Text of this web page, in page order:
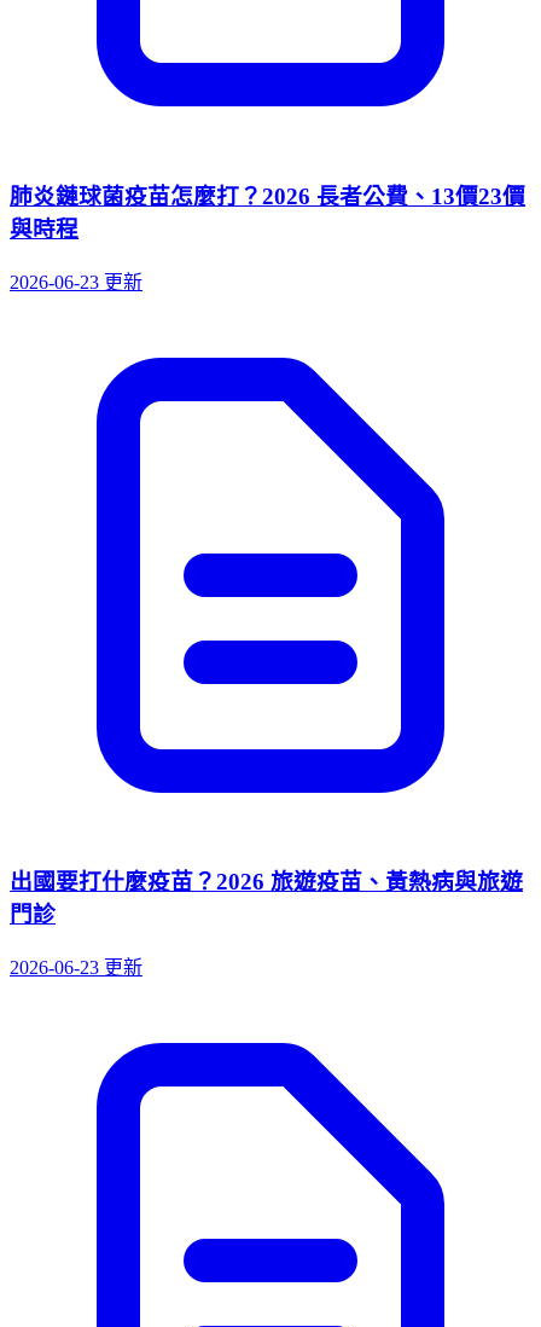
肺炎鏈球菌疫苗怎麼打？2026 長者公費、13價23價
與時程
2026-06-23 更新
出國要打什麼疫苗？2026 旅遊疫苗、黃熱病與旅遊
門診
2026-06-23 更新